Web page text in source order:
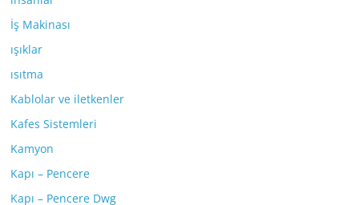
İş Makinası
ışıklar
ısıtma
Kablolar ve iletkenler
Kafes Sistemleri
Kamyon
Kapı – Pencere
Kapı – Pencere Dwg